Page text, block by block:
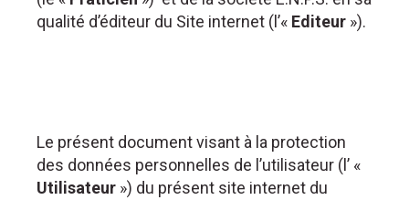
qualité d’éditeur du Site internet (l’« Editeur »).
Le présent document visant à la protection
des données personnelles de l’utilisateur (l’ «
Utilisateur ») du présent site internet du